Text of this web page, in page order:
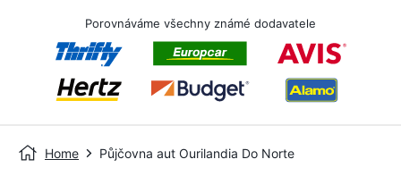
Porovnáváme všechny známé dodavatele
Home Půjčovna aut Ourilandia Do Norte